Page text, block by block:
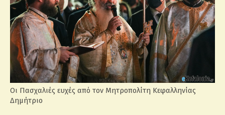
Οι Πασχαλιές ευχές από τον Μητροπολίτη Κεφαλληνίας
Δημήτριο